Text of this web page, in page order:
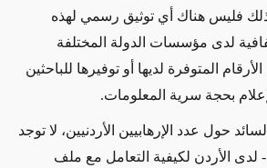
فليس هناك أي توثيق رسمي لهذه
لدى مؤسسات الدولة المختلفة
المتوفرة لديها أو توفيرها للباحثين
بحجة سرية المعلومات.
حول عدد الإرهابيين الأردنيين، لا توجد
لدى الأردن لكيفية التعامل مع ملف